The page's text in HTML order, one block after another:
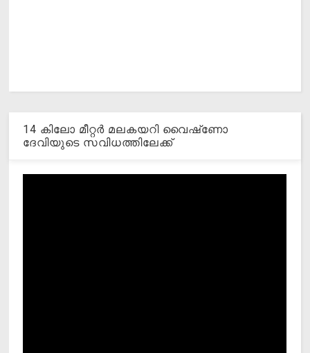
14 കിലോ മീറ്റര്‍ മലകയറി വൈഷ്‌ണോ
ദേവിയുടെ സവിധത്തിലേക്ക്